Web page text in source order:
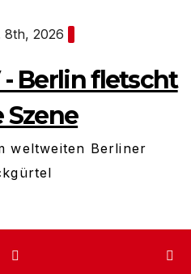
8th, 2026
Berlin fletscht
Szene
weltweiten Berliner